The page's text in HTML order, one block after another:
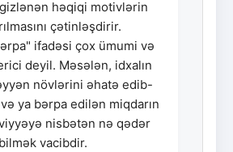
gizlənən həqiqi motivlərin
çətinləşdirir.
ifadəsi çox ümumi və
deyil. Məsələn, idxalın
növlərini əhatə edib-
ya bərpa edilən miqdarın
nisbətən nə qədər
vacibdir.